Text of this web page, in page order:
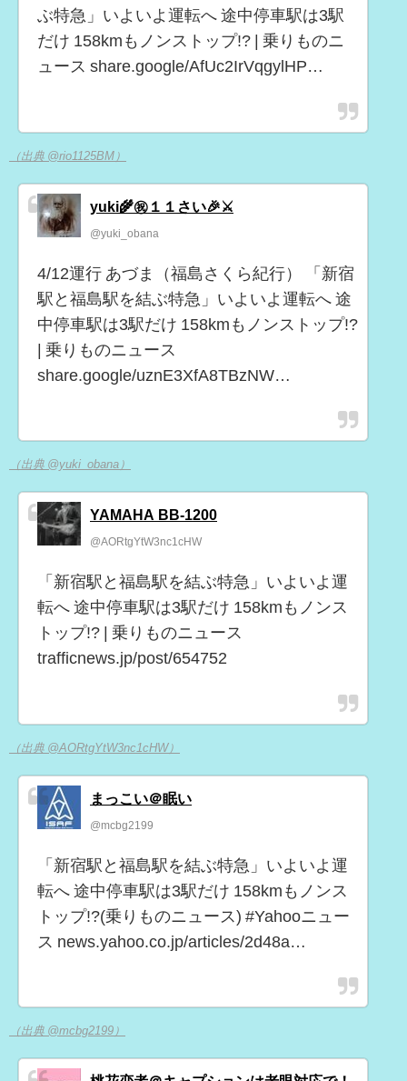
ぶ特急」いよいよ運転へ 途中停車駅は3駅
だけ 158kmもノンストップ!? | 乗りものニ
ュース share.google/AfUc2IrVqgylHP…
（出典 @rio1125BM）
yuki🌾㊗️１１さい🎉⚔
@yuki_obana
4/12運行 あづま（福島さくら紀行） 「新宿
駅と福島駅を結ぶ特急」いよいよ運転へ 途
中停車駅は3駅だけ 158kmもノンストップ!?
| 乗りものニュース
share.google/uznE3XfA8TBzNW…
（出典 @yuki_obana）
YAMAHA BB-1200
@AORtgYtW3nc1cHW
「新宿駅と福島駅を結ぶ特急」いよいよ運
転へ 途中停車駅は3駅だけ 158kmもノンス
トップ!? | 乗りものニュース
trafficnews.jp/post/654752
（出典 @AORtgYtW3nc1cHW）
まっこい＠眠い
@mcbg2199
「新宿駅と福島駅を結ぶ特急」いよいよ運
転へ 途中停車駅は3駅だけ 158kmもノンス
トップ!?(乗りものニュース) #Yahooニュー
ス news.yahoo.co.jp/articles/2d48a…
（出典 @mcbg2199）